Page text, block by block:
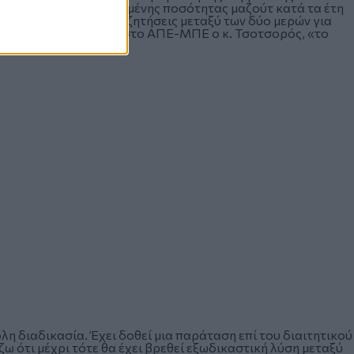
ελάχιστης εγγυημένης ποσότητας μαζούτ κατά τα έτη
σε εξέλιξη συζητήσεις μεταξύ των δύο μερών για
και, όπως ανέφερε στο ΑΠΕ-ΜΠΕ ο κ. Τσοτσορός, «το
Έχει δοθεί μια παράταση επί του διαιτητικού
ότι μέχρι τότε θα έχει βρεθεί εξωδικαστική λύση μεταξύ